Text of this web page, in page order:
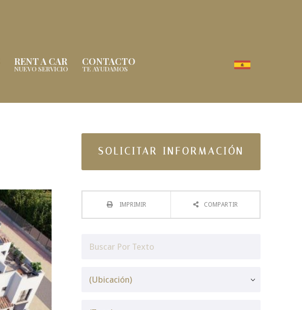
RENT A CAR
NUEVO SERVICIO
CONTACTO
TE AYUDAMOS
SOLICITAR INFORMACIÓN
IMPRIMIR COMPARTIR